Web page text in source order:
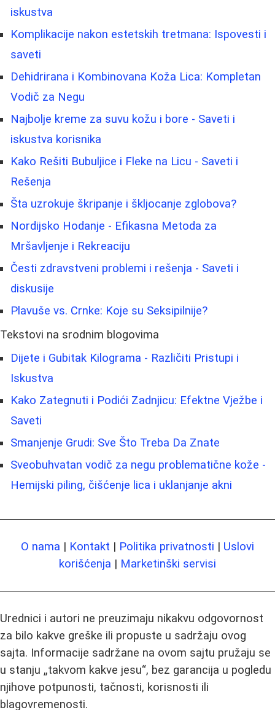
iskustva
Komplikacije nakon estetskih tretmana: Ispovesti i
saveti
Dehidrirana i Kombinovana Koža Lica: Kompletan
Vodič za Negu
Najbolje kreme za suvu kožu i bore - Saveti i
iskustva korisnika
Kako Rešiti Bubuljice i Fleke na Licu - Saveti i
Rešenja
Šta uzrokuje škripanje i škljocanje zglobova?
Nordijsko Hodanje - Efikasna Metoda za
Mršavljenje i Rekreaciju
Česti zdravstveni problemi i rešenja - Saveti i
diskusije
Plavuše vs. Crnke: Koje su Seksipilnije?
Tekstovi na srodnim blogovima
Dijete i Gubitak Kilograma - Različiti Pristupi i
Iskustva
Kako Zategnuti i Podići Zadnjicu: Efektne Vježbe i
Saveti
Smanjenje Grudi: Sve Što Treba Da Znate
Sveobuhvatan vodič za negu problematične kože -
Hemijski piling, čišćenje lica i uklanjanje akni
O nama | Kontakt | Politika privatnosti | Uslovi
korišćenja | Marketinški servisi
Urednici i autori ne preuzimaju nikakvu odgovornost
za bilo kakve greške ili propuste u sadržaju ovog
sajta. Informacije sadržane na ovom sajtu pružaju se
u stanju „takvom kakve jesu“, bez garancija u pogledu
njihove potpunosti, tačnosti, korisnosti ili
blagovremenosti.